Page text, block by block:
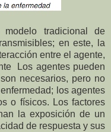
tradicional de
en este, la
entre el agente,
Los agentes pueden
necesarios, pero no
los agentes
o físicos. Los factores
la exposición de un
de respuesta y sus